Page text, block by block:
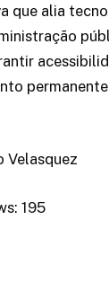
que alia
Velasquez
195